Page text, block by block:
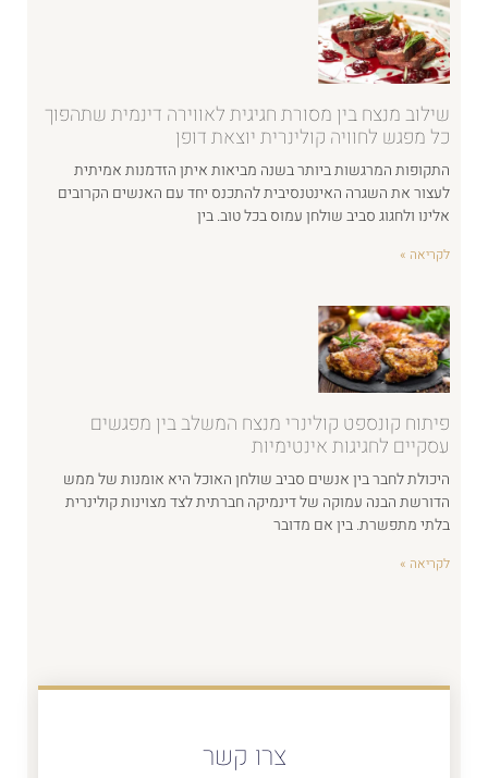
שילוב מנצח בין מסורת חגיגית לאווירה דינמית שתהפוך
כל מפגש לחוויה קולינרית יוצאת דופן
התקופות המרגשות ביותר בשנה מביאות איתן הזדמנות אמיתית
לעצור את השגרה האינטנסיבית להתכנס יחד עם האנשים הקרובים
אלינו ולחגוג סביב שולחן עמוס בכל טוב. בין
לקריאה »
פיתוח קונספט קולינרי מנצח המשלב בין מפגשים
עסקיים לחגיגות אינטימיות
היכולת לחבר בין אנשים סביב שולחן האוכל היא אומנות של ממש
הדורשת הבנה עמוקה של דינמיקה חברתית לצד מצוינות קולינרית
בלתי מתפשרת. בין אם מדובר
לקריאה »
צרו קשר